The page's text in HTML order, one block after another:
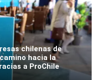
chilenas de
hacia la
a ProChile